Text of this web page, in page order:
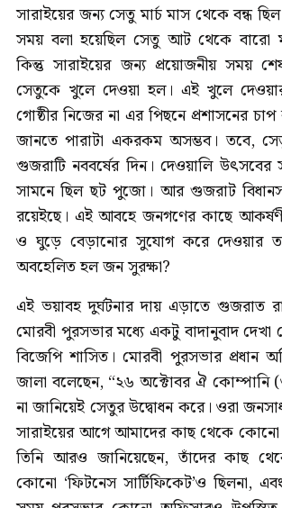
সারাইয়ের জন্য সেতু মার্চ মাস থেকে বন্ধ
সময় বলা হয়েছিল সেতু আট থেকে বারো
কিন্তু সারাইয়ের জন্য প্রয়োজনীয় সময়
সেতুকে খুলে দেওয়া হল। এই খুলে দেওয়ার
গোষ্ঠীর নিজের না এর পিছনে প্রশাসনের
জানতে পারাটা একরকম অসম্ভব। তবে,
গুজরাটি নববর্ষের দিন। দেওয়ালি
সামনে ছিল ছট পুজো। আর গুজরাট
রয়েইছে। এই আবহে জনগণের কাছে
ও ঘুড়ে বেড়ানোর সুযোগ করে দেওয়ার
অবহেলিত হল জন সুরক্ষা?
এই ভয়াবহ দুর্ঘটনার দায় এড়াতে গুজরাত
মোরবী পুরসভার মধ্যে একটু বাদানুবাদ
বিজেপি শাসিত। মোরবী পুরসভার প্রধান
জালা বলেছেন, “২৬ অক্টোবর ঐ কোম্পানি
না জানিয়েই সেতুর উদ্বোধন করে। ওরা
সারাইয়ের আগে আমাদের কাছ থেকে কোনো
তিনি আরও জানিয়েছেন, তাঁদের কাছ
কোনো ‘ফিটনেস সার্টিফিকেট’ও ছিলনা,